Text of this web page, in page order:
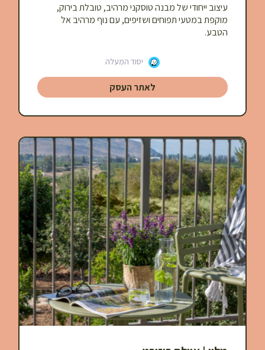
עיצוב ייחודי של מבנה טוסקני מרהיב, טובלת בירוק,
מוקפת במטעי תפוחים ושזיפים, עם נוף מרהיב אל
הטבע.
יסוד המעלה
לאתר העסק